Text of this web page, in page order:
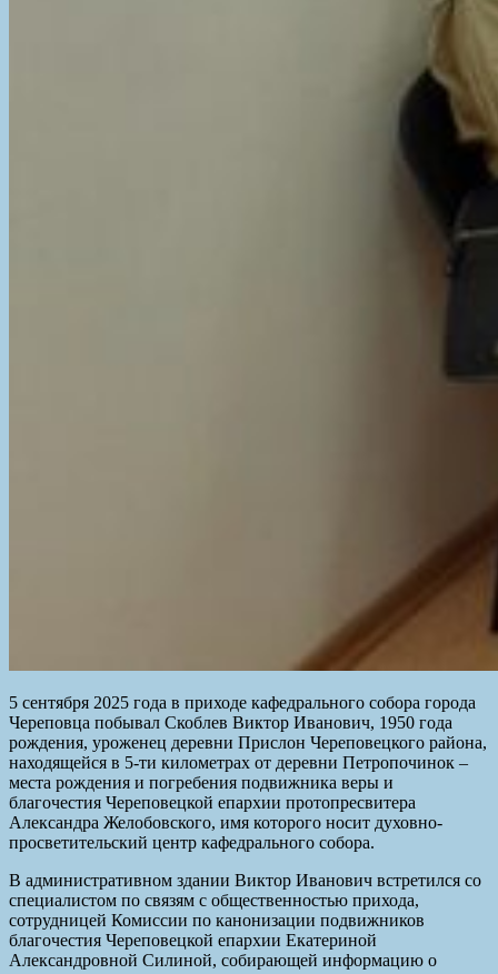
5 сентября 2025 года в приходе кафедрального собора города
Череповца побывал Скоблев Виктор Иванович, 1950 года
рождения, уроженец деревни Прислон Череповецкого района,
находящейся в 5-ти километрах от деревни Петропочинок –
места рождения и погребения подвижника веры и
благочестия Череповецкой епархии протопресвитера
Александра Желобовского, имя которого носит духовно-
просветительский центр кафедрального собора.
В административном здании Виктор Иванович встретился со
специалистом по связям с общественностью прихода,
сотрудницей Комиссии по канонизации подвижников
благочестия Череповецкой епархии Екатериной
Александровной Силиной, собирающей информацию о